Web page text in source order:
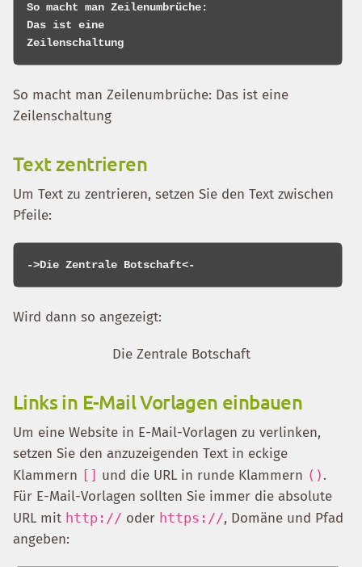
So macht man Zeilenumbrüche:
Das ist eine
So macht man Zeilenumbrüche: Das ist eine
Zeilenschaltung
Text zentrieren
Um Text zu zentrieren, setzen Sie den Text zwischen
Pfeile:
Wird dann so angezeigt:
Die Zentrale Botschaft
Links in E-Mail Vorlagen einbauen
Um eine Website in E-Mail-Vorlagen zu verlinken,
setzen Sie den anzuzeigenden Text in eckige
Klammern [] und die URL in runde Klammern () .
Für E-Mail-Vorlagen sollten Sie immer die absolute
URL mit http:// oder https://, Domäne und Pfad
angeben: